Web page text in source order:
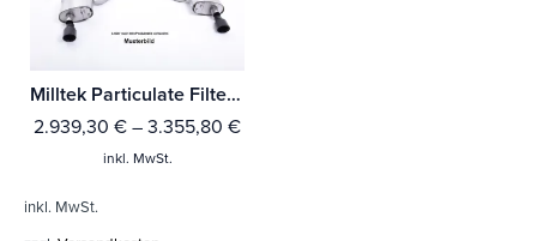
Milltek Particulate Filter-back Porsche Cayman 718 GT4 4.0 (mit OPF/GPF - Ab Baujahr Feb 2020 )
2.939,30 € – 3.355,80 €
inkl. MwSt.
inkl. MwSt.